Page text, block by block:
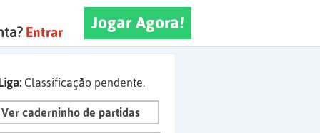
Jogar Agora!
Entrar
Classificação pendente.
Ver caderninho de partidas